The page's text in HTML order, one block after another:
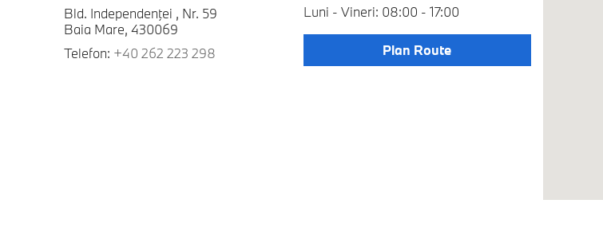
Bld. Independenţei , Nr. 59
Baia Mare, 430069
Telefon: +40 262 223 298
Luni - Vineri: 08:00 - 17:00
Plan Route